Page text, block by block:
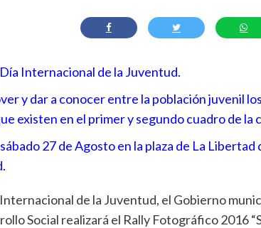
Internacional de la Juventud.
y dar a conocer entre la población juvenil
existen en el primer y segundo cuadro de la
27 de Agosto en la plaza de La
de la Juventud, el Gobierno
Social realizará el Rally Fotográfico 2016